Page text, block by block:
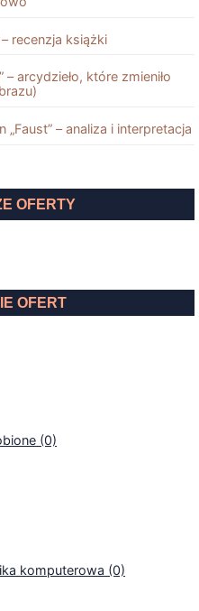
recenzja książki
– arcydzieło, które zmieniło
– analiza i interpretacja
OFERTY
OFERT
(0)
komputerowa (0)